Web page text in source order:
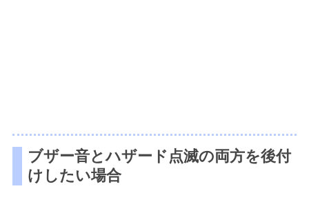
ブザー音とハザード点滅の両方を後付
けしたい場合